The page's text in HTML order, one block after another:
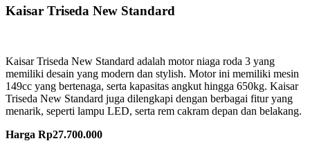
Kaisar Triseda New Standard
Kaisar Triseda New Standard adalah motor niaga roda 3 yang
memiliki desain yang modern dan stylish. Motor ini memiliki mesin
149cc yang bertenaga, serta kapasitas angkut hingga 650kg. Kaisar
Triseda New Standard juga dilengkapi dengan berbagai fitur yang
menarik, seperti lampu LED, serta rem cakram depan dan belakang.
Harga Rp27.700.000